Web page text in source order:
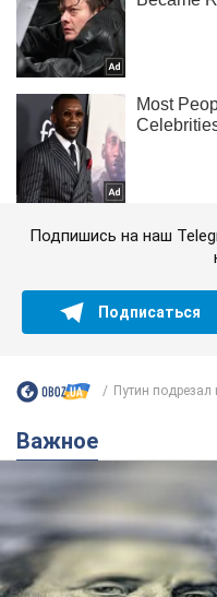
Подпишись на наш
Подписаться
Путин подрезал
Важное